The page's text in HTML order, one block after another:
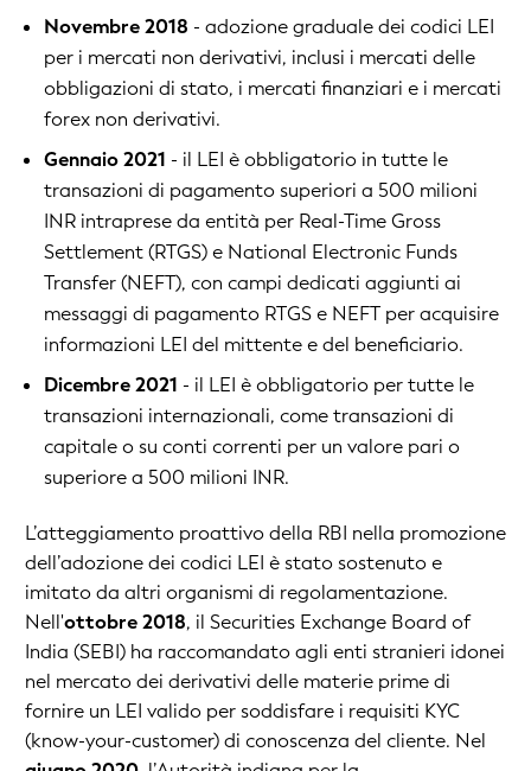
Novembre 2018 - adozione graduale dei codici LEI
per i mercati non derivativi, inclusi i mercati delle
obbligazioni di stato, i mercati finanziari e i mercati
forex non derivativi.
Gennaio 2021 - il LEI è obbligatorio in tutte le
transazioni di pagamento superiori a 500 milioni
INR intraprese da entità per Real-Time Gross
Settlement (RTGS) e National Electronic Funds
Transfer (NEFT), con campi dedicati aggiunti ai
messaggi di pagamento RTGS e NEFT per acquisire
informazioni LEI del mittente e del beneficiario.
Dicembre 2021 - il LEI è obbligatorio per tutte le
transazioni internazionali, come transazioni di
capitale o su conti correnti per un valore pari o
superiore a 500 milioni INR.
L’atteggiamento proattivo della RBI nella promozione
dell’adozione dei codici LEI è stato sostenuto e
imitato da altri organismi di regolamentazione.
Nell'ottobre 2018, il Securities Exchange Board of
India (SEBI) ha raccomandato agli enti stranieri idonei
nel mercato dei derivativi delle materie prime di
fornire un LEI valido per soddisfare i requisiti KYC
(know-your-customer) di conoscenza del cliente. Nel